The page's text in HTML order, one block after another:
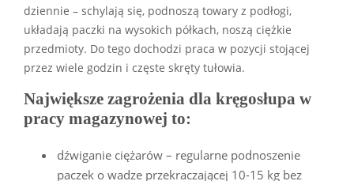
dziennie – schylają się, podnoszą towary z podłogi,
układają paczki na wysokich półkach, noszą ciężkie
przedmioty. Do tego dochodzi praca w pozycji stojącej
przez wiele godzin i częste skręty tułowia.
Największe zagrożenia dla kręgosłupa w
pracy magazynowej to:
dźwiganie ciężarów – regularne podnoszenie
paczek o wadze przekraczającej 10-15 kg bez